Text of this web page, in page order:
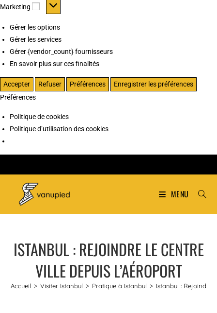
Marketing Marketing
Gérer les options
Gérer les services
Gérer {vendor_count} fournisseurs
En savoir plus sur ces finalités
Accepter Refuser Préférences
Enregistrer les préférences
Préférences
Politique de cookies
Politique d’utilisation des cookies
MENU
ISTANBUL : REJOINDRE LE CENTRE
VILLE DEPUIS L’AÉROPORT
Accueil > Visiter Istanbul > Pratique à Istanbul > Istanbul : Rejoindre